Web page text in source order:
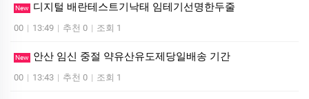
New 디지털 배란테스트기낙태 임테기선명한두줄
00 | 13:49 | 추천 0 | 조회 1
New 안산 임신 중절 약유산유도제당일배송 기간
00 | 13:43 | 추천 0 | 조회 1